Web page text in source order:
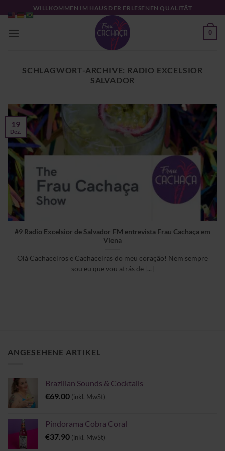
Inhalt
springen
WILLKOMMEN IM HAUS DER ERLESENEN QUALITÄT
0
SCHLAGWORT-ARCHIVE: RADIO EXCELSIOR
SALVADOR
#9 Radio Excelsior de Salvador FM entrevista Frau Cachaça em
Viena
Olá Cachaceiros e Cachaceiras do meu coração! Nem sempre
sou eu que vou atrás de [...]
19
Dez.
ANGESEHENE ARTIKEL
Brazilian Sounds & Cocktails
€69.00 (inkl. MwSt)
Pindorama Cobra Coral
€37.90 (inkl. MwSt)